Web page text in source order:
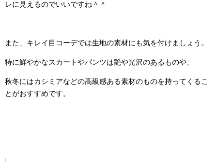
レに見えるのでいいですね＾＾
また、キレイ目コーデでは生地の素材にも気を付けましょう。
特に鮮やかなスカートやパンツは艶や光沢のあるものや、
秋冬にはカシミアなどの高級感ある素材のものを持ってくるこ
とがおすすめです。